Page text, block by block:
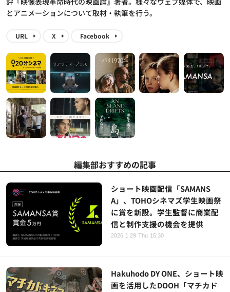
とアニメーションについて取材・執筆を行う。
URL X Facebook
編集部おすすめの記事
ショート映画配信「SAMANS
A」、TOHOシネマズ学生映画祭
に賞を新設。学生監督に商業配
信と制作支援の機会を提供
2026.1.29 Thu 15:30
Hakuhodo DY ONE、ショート映
画を活用したDOOH「マチカド